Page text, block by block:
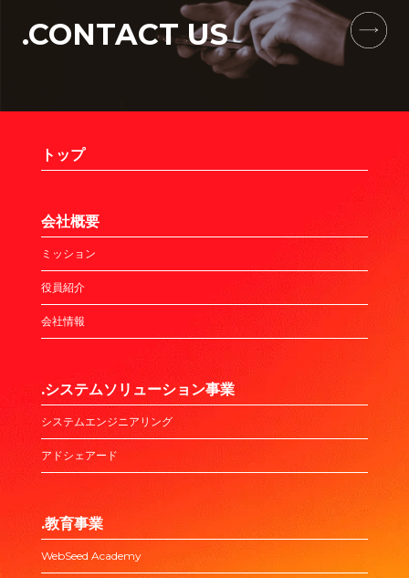
.CONTACT US
トップ
会社概要
ミッション
役員紹介
会社情報
.システムソリューション事業
システムエンジニアリング
アドシェアード
.教育事業
WebSeed Academy